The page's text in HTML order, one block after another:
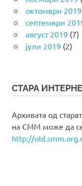
октомври 2019
септември
август 2019 (7)
јули 2019 (2)
СТАРА
Архивата од
на СММ може да
http://